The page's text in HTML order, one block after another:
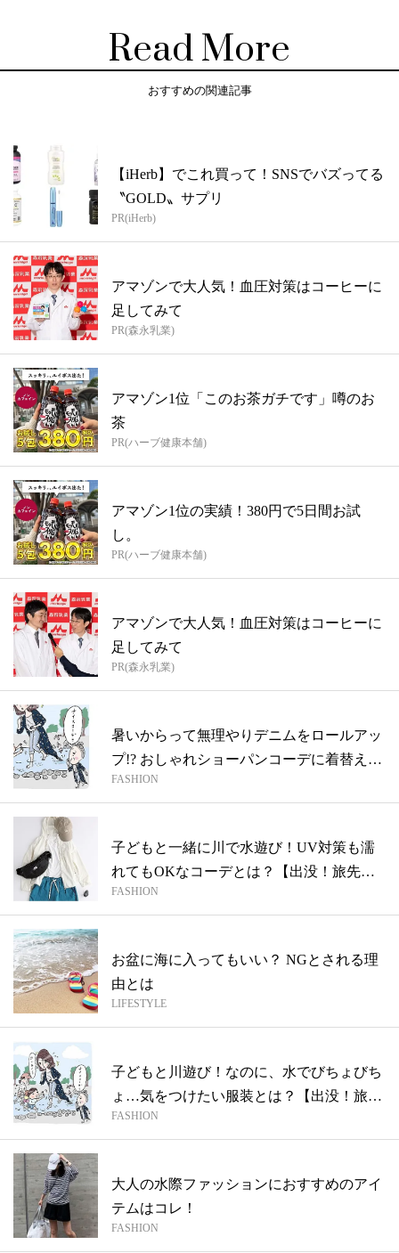
Read More
おすすめの関連記事
【iHerb】でこれ買って！SNSでバズってる
〝GOLD〟サプリ
PR(iHerb)
アマゾンで大人気！血圧対策はコーヒーに
足してみて
PR(森永乳業)
アマゾン1位「このお茶ガチです」噂のお
茶
PR(ハーブ健康本舗)
アマゾン1位の実績！380円で5日間お試
し。
PR(ハーブ健康本舗)
アマゾンで大人気！血圧対策はコーヒーに
足してみて
PR(森永乳業)
暑いからって無理やりデニムをロールアッ
プ!? おしゃれショーパンコーデに着替え
れ...
FASHION
子どもと一緒に川で水遊び！UV対策も濡
れてもOKなコーデとは？【出没！旅先で
見か...
FASHION
お盆に海に入ってもいい？ NGとされる理
由とは
LIFESTYLE
子どもと川遊び！なのに、水でびちょびち
ょ…気をつけたい服装とは？【出没！旅先
で見...
FASHION
大人の水際ファッションにおすすめのアイ
テムはコレ！
FASHION